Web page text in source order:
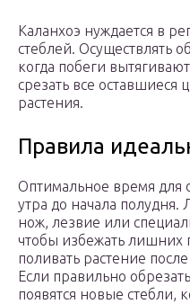
Каланхоэ нуждается в
стеблей. Осуществлять
когда побеги
срезать все оставшиеся
растения.
Правила
Оптимальное время для
утра до начала полудня.
нож, лезвие или
чтобы избежать лишних
поливать растение
Если правильно
появятся новые стебли,